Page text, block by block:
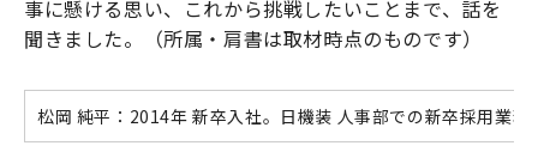
事に懸ける思い、これから挑戦したいことまで、話を
聞きました。（所属・肩書は取材時点のものです）
松岡 純平：2014年 新卒入社。日機装 人事部での新卒採用業